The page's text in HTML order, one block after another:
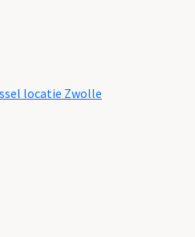
locatie Zwolle